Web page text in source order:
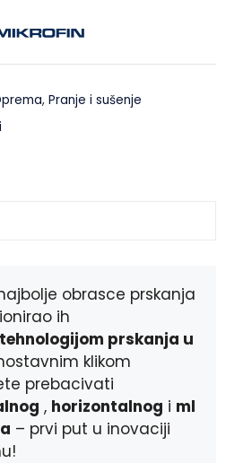
, Pranje i sušenje
obrasce prskanja
ih
tehnologijom prskanja u
klikom
prebacivati
, horizontalnog i ml
– prvi put u inovaciji